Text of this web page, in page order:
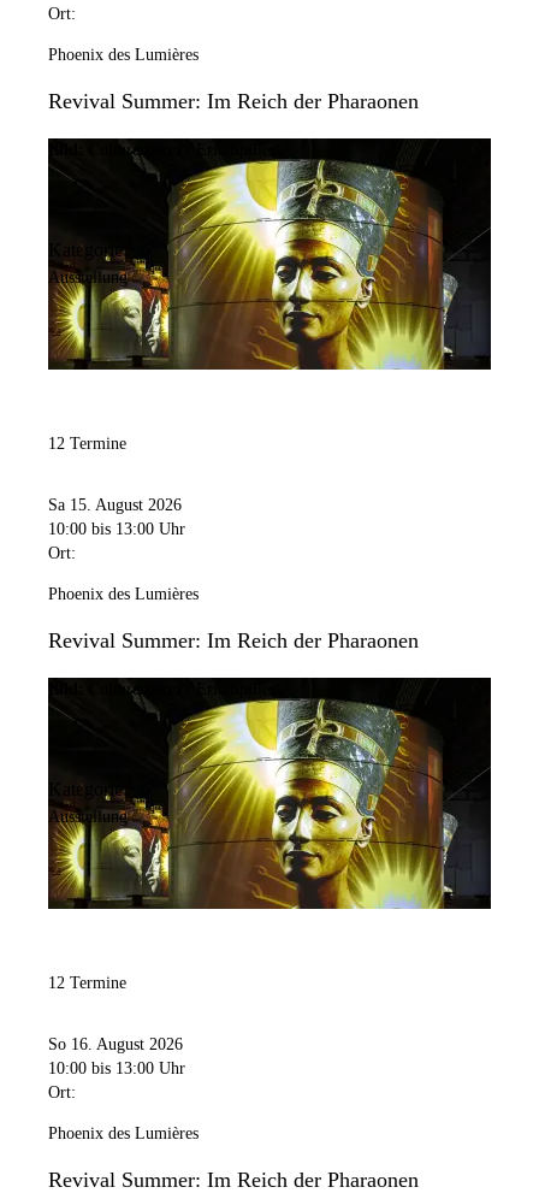
Ort:
Phoenix des Lumières
Revival Summer: Im Reich der Pharaonen
Culturespaces / Eric Spiller
Kategorie:
Ausstellung
12 Termine
Sa 15. August 2026
10:00 bis 13:00 Uhr
Ort:
Phoenix des Lumières
Revival Summer: Im Reich der Pharaonen
Culturespaces / Eric Spiller
Kategorie:
Ausstellung
12 Termine
So 16. August 2026
10:00 bis 13:00 Uhr
Ort:
Phoenix des Lumières
Revival Summer: Im Reich der Pharaonen